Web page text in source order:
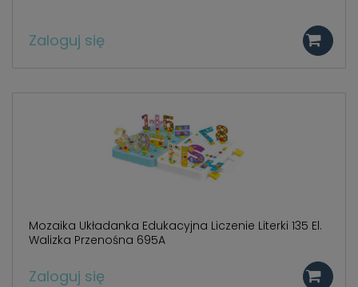
Zaloguj się
Mozaika Układanka Edukacyjna Liczenie Literki 135 El.
Walizka Przenośna 695A
Zaloguj się